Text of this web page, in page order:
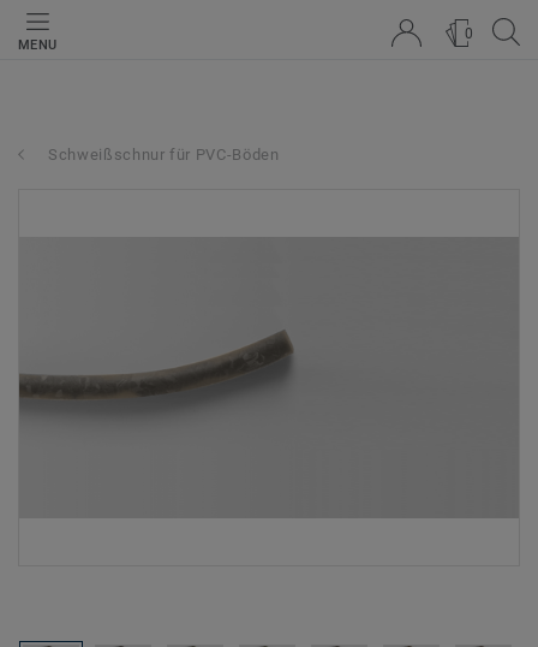
MENU
0
Schweißschnur für PVC-Böden